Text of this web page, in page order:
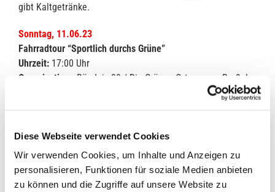
Diese Webseite verwendet Cookies
Wir verwenden Cookies, um Inhalte und Anzeigen zu
personalisieren, Funktionen für soziale Medien anbieten
zu können und die Zugriffe auf unsere Website zu
gibt Kaltgetränke.
Sonntag, 11.06.23
Fahrradtour “Sportlich durchs Grüne”
Uhrzeit: 17:00 Uhr
Organisation:
Bündnis 90 / Die Grünen Ortsgruppe Barßel
cloppenburg.de)
Die Grünen laden zu einer sportlichen Fahrradtour von 42
Kilometer Länge durchs Grüne und entlang unserer
Gewässer ein.